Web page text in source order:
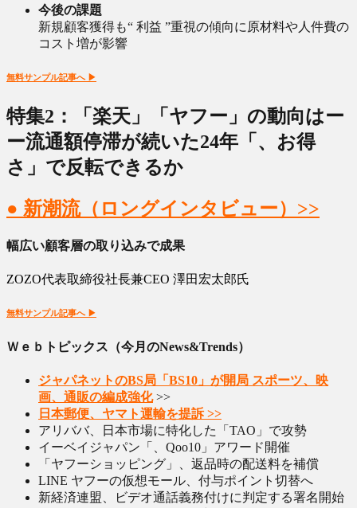
今後の課題
新規顧客獲得も“ 利益 ”重視の傾向に原材料や人件費の
コスト増が影響
無料サンプル記事へ ▶︎
特集2：「楽天」「ヤフー」の動向はー
ー流通額停滞が続いた24年「、お得
さ」で反転できるか
● 新潮流（ロングインタビュー）>>
幅広い顧客層の取り込みで成果
ZOZO代表取締役社長兼CEO 澤田宏太郎氏
無料サンプル記事へ ▶︎
Ｗｅｂトピックス（今月のNews&Trends）
ジャパネットのBS局「BS10」が開局 スポーツ、映
画、通販の編成強化>>
日本郵便、ヤマト運輸を提訴 >>
アリババ、日本市場に特化した「TAO」で攻勢
イーベイジャパン「、Qoo10」アワード開催
「ヤフーショッピング」、返品時の配送料を補償
LINE ヤフーの仮想モール、付与ポイント切替へ
新経済連盟、ビデオ通話義務付けに判定する署名開始